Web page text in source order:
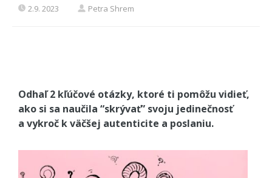
2.9. 2023 Petra Shrem
Odhaľ 2 kľúčové otázky, ktoré ti pomôžu vidieť,
ako si sa naučila “skrývať” svoju jedinečnosť
a vykroč k väčšej autenticite a poslaniu.